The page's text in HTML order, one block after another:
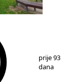
prije 93
dana